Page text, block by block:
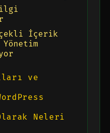
İçerik
ve
Neleri